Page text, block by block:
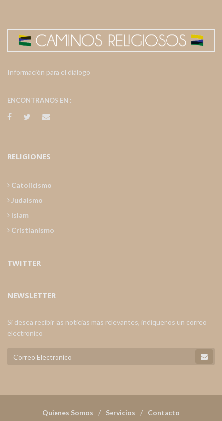
Información para el diálogo
ENCONTRANOS EN :
RELIGIONES
Catolicismo
Judaismo
Islam
Cristianismo
TWITTER
NEWSLETTER
Si desea recibir las noticias mas relevantes, indiquenos un correo
electronico
Quienes Somos Servicios Contacto